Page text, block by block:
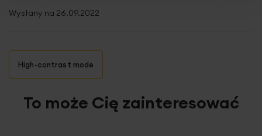
Wysłany na 26.09.2022
High-contrast mode
To może Cię zainteresować